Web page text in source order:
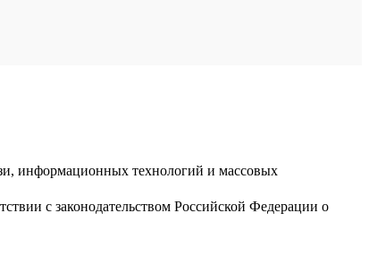
информационных технологий и массовых
с законодательством Российской Федерации о